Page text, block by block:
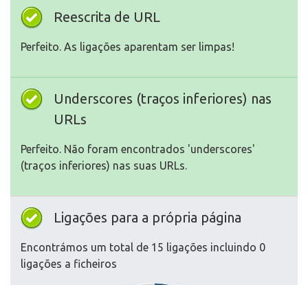
Reescrita de URL
Perfeito. As ligações aparentam ser limpas!
Underscores (traços inferiores) nas
URLs
Perfeito. Não foram encontrados 'underscores'
(traços inferiores) nas suas URLs.
Ligações para a própria página
Encontrámos um total de 15 ligações incluindo 0
ligações a ficheiros